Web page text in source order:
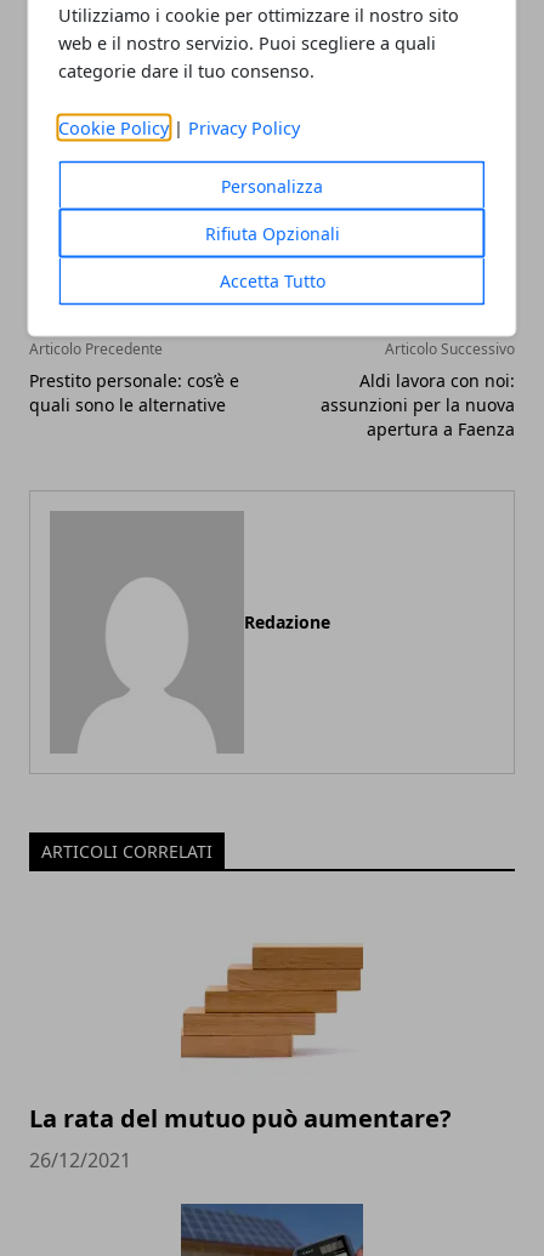
Utilizziamo i cookie per ottimizzare il nostro sito
web e il nostro servizio. Puoi scegliere a quali
categorie dare il tuo consenso.
Cookie Policy | Privacy Policy
Personalizza
Rifiuta Opzionali
Accetta Tutto
mercato immobiliare in Puglia sta conoscendo una
fase di rinascita.
Facebook
TwitterWhatsapp
Articolo Precedente
Prestito personale: cos’è e
quali sono le alternative
Articolo Successivo
Aldi lavora con noi:
assunzioni per la nuova
apertura a Faenza
Redazione
ARTICOLI CORRELATI
La rata del mutuo può aumentare?
26/12/2021